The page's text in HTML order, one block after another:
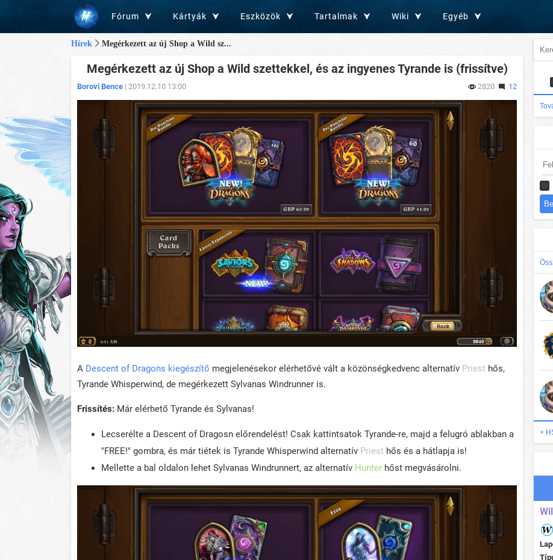
Fórum Kártyák Eszközök Tartalmak Wiki Egyéb
Hírek Megérkezett az új Shop a Wild sz...
Megérkezett az új Shop a Wild szettekkel, és az ingyenes Tyrande is (frissítve)
Borovi Bence | 2019.12.10 13:00 2820 12
A Descent of Dragons kiegészítő megjelenésekor elérhetővé vált a közönségkedvenc alternatív Priest hős,
Tyrande Whisperwind, de megérkezett Sylvanas Windrunner is.
Frissítés: Már elérhető Tyrande és Sylvanas!
Lecserélte a Descent of Dragosn előrendelést! Csak kattintsatok Tyrande-re, majd a felugró ablakban a
"FREE!" gombra, és már tiétek is Tyrande Whisperwind alternatív Priest hős és a hátlapja is!
Mellette a bal oldalon lehet Sylvanas Windrunnert, az alternatív Hunter hőst megvásárolni.
+